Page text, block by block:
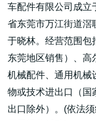
潮玩技术
头部潮玩盲盒/
一番赏/魔力赏
车配件有限公司成立
省东莞市万江街道滘
于晓林。经营范围包
东莞地区销售）、高
机械配件、通用机械
物或技术进出口（国
出口除外）。(依法